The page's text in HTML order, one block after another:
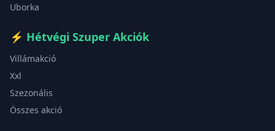
Uborka
⚡ Hétvégi Szuper Akciók
Villámakció
Xxl
Szezonális
Összes akció